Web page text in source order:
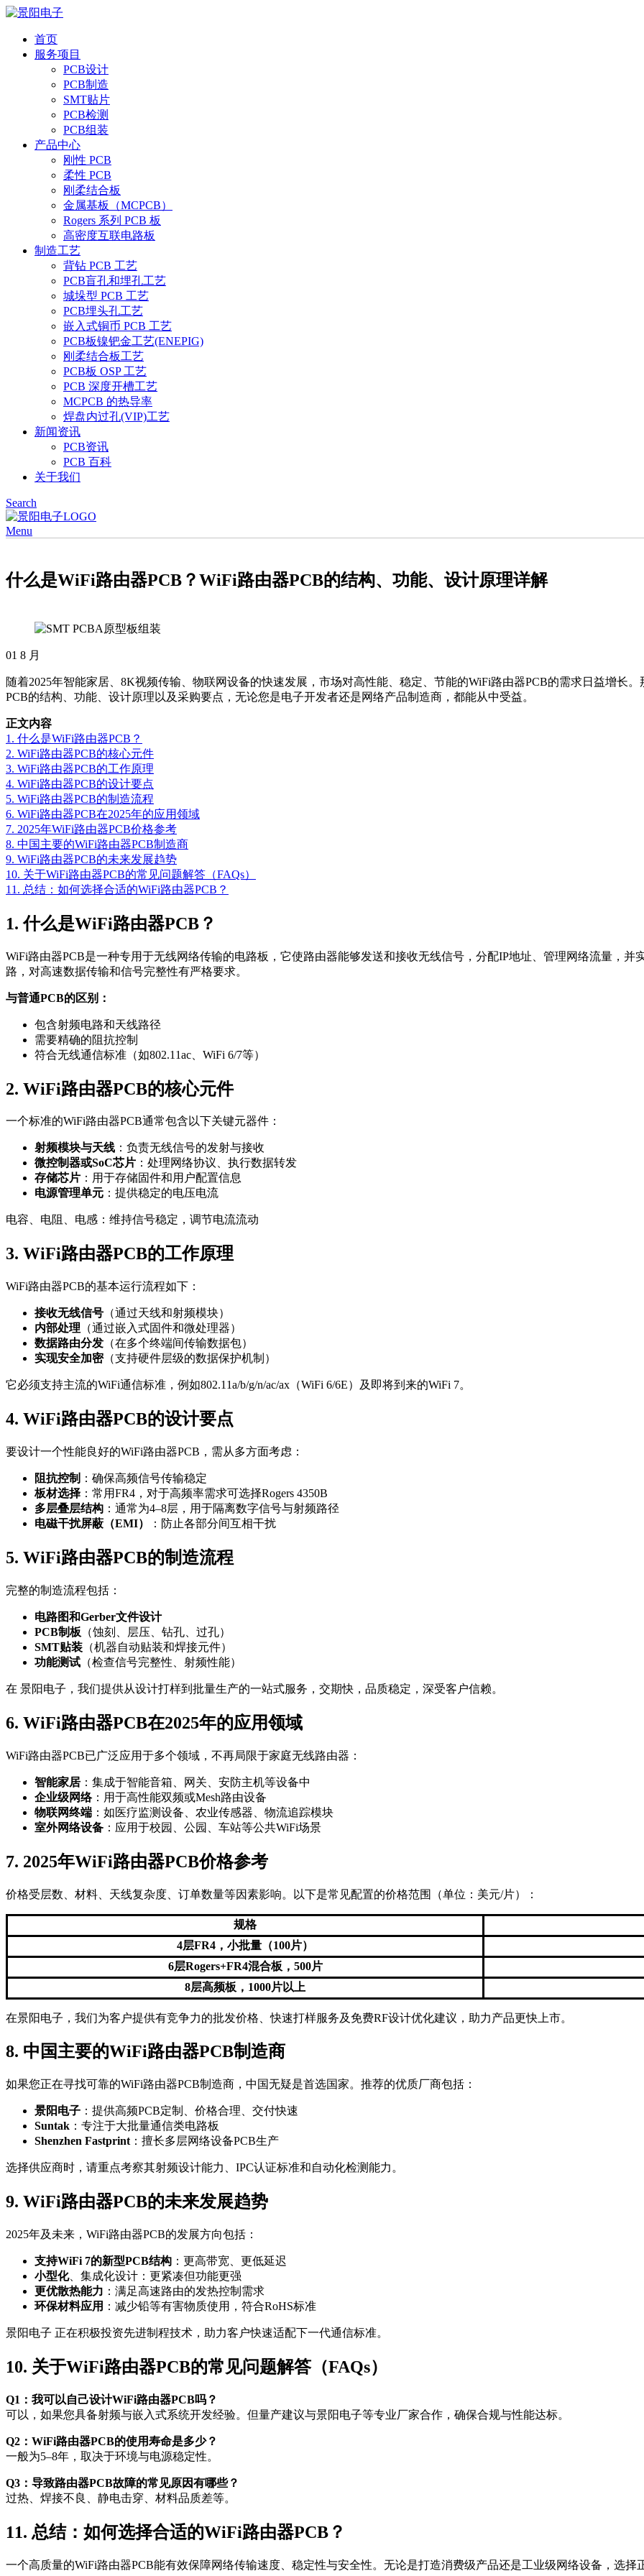
首页
服务项目
PCB设计
PCB制造
SMT贴片
PCB检测
PCB组装
产品中心
刚性 PCB
柔性 PCB
刚柔结合板
金属基板（MCPCB）
Rogers 系列 PCB 板
高密度互联电路板
制造工艺
背钻 PCB 工艺
PCB盲孔和埋孔工艺
城垛型 PCB 工艺
PCB埋头孔工艺
嵌入式铜币 PCB 工艺
PCB板镍钯金工艺(ENEPIG)
刚柔结合板工艺
PCB板 OSP 工艺
PCB 深度开槽工艺
MCPCB 的热导率
焊盘内过孔(VIP)工艺
新闻资讯
PCB资讯
PCB 百科
关于我们
Search
Menu
什么是WiFi路由器PCB？WiFi路由器PCB的结构、功能、设计原理详解
01 8 月
随着2025年智能家居、8K视频传输、物联网设备的快速发展，市场对高性能、稳定、节能的WiFi路由器PCB的需求日益增长
PCB的结构、功能、设计原理以及采购要点，无论您是电子开发者还是网络产品制造商，都能从中受益。
正文内容
1. 什么是WiFi路由器PCB？
2. WiFi路由器PCB的核心元件
3. WiFi路由器PCB的工作原理
4. WiFi路由器PCB的设计要点
5. WiFi路由器PCB的制造流程
6. WiFi路由器PCB在2025年的应用领域
7. 2025年WiFi路由器PCB价格参考
8. 中国主要的WiFi路由器PCB制造商
9. WiFi路由器PCB的未来发展趋势
10. 关于WiFi路由器PCB的常见问题解答（FAQs）
11. 总结：如何选择合适的WiFi路由器PCB？
1. 什么是WiFi路由器PCB？
WiFi路由器PCB是一种专用于无线网络传输的电路板，它使路由器能够发送和接收无线信号，分配IP地址、管理网络流量，
路，对高速数据传输和信号完整性有严格要求。
与普通PCB的区别：
包含射频电路和天线路径
需要精确的阻抗控制
符合无线通信标准（如802.11ac、WiFi 6/7等）
2. WiFi路由器PCB的核心元件
一个标准的WiFi路由器PCB通常包含以下关键元器件：
射频模块与天线 ：负责无线信号的发射与接收
微控制器或SoC芯片 ：处理网络协议、执行数据转发
存储芯片 ：用于存储固件和用户配置信息
电源管理单元 ：提供稳定的电压电流
电容、电阻、电感：维持信号稳定，调节电流流动
3. WiFi路由器PCB的工作原理
WiFi路由器PCB的基本运行流程如下：
接收无线信号 （通过天线和射频模块）
内部处理 （通过嵌入式固件和微处理器）
数据路由分发 （在多个终端间传输数据包）
实现安全加密（支持硬件层级的数据保护机制）
它必须支持主流的WiFi通信标准，例如802.11a/b/g/n/ac/ax（WiFi 6/6E）及即将到来的WiFi 7。
4. WiFi路由器PCB的设计要点
要设计一个性能良好的WiFi路由器PCB，需从多方面考虑：
阻抗控制 ：确保高频信号传输稳定
板材选择 ：常用FR4，对于高频率需求可选择Rogers 4350B
多层叠层结构 ：通常为4–8层，用于隔离数字信号与射频路径
电磁干扰屏蔽（EMI）
：防止各部分间互相干扰
5. WiFi路由器PCB的制造流程
完整的制造流程包括：
电路图和Gerber文件设计
PCB制板 （蚀刻、层压、钻孔、过孔）
SMT贴装 （机器自动贴装和焊接元件）
功能测试 （检查信号完整性、射频性能）
在 景阳电子，我们提供从设计打样到批量生产的一站式服务，交期快，品质稳定，深受客户信赖。
6. WiFi路由器PCB在2025年的应用领域
WiFi路由器PCB已广泛应用于多个领域，不再局限于家庭无线路由器：
智能家居 ：集成于智能音箱、网关、安防主机等设备中
企业级网络：用于高性能双频或Mesh路由设备
物联网终端 ：如医疗监测设备、农业传感器、物流追踪模块
室外网络设备 ：应用于校园、公园、车站等公共WiFi场景
7. 2025年WiFi路由器PCB价格参考
价格受层数、材料、天线复杂度、订单数量等因素影响。以下是常见配置的价格范围（单位：美元/片）：
规格
4层FR4，小批量（100片）
6层Rogers+FR4混合板，500片
8层高频板，1000片以上
在景阳电子，我们为客户提供有竞争力的批发价格、快速打样服务及免费RF设计优化建议，助力产品更快上市。
8. 中国主要的WiFi路由器PCB制造商
如果您正在寻找可靠的WiFi路由器PCB制造商，中国无疑是首选国家。推荐的优质厂商包括：
景阳电子 ：提供高频PCB定制、价格合理、交付快速
Suntak ：专注于大批量通信类电路板
Shenzhen Fastprint ：擅长多层网络设备PCB生产
选择供应商时，请重点考察其射频设计能力、IPC认证标准和自动化检测能力。
9. WiFi路由器PCB的未来发展趋势
2025年及未来，WiFi路由器PCB的发展方向包括：
支持WiFi 7的新型PCB结构 ：更高带宽、更低延迟
小型化、集成化设计：更紧凑但功能更强
更优散热能力 ：满足高速路由的发热控制需求
环保材料应用 ：减少铅等有害物质使用，符合RoHS标准
景阳电子 正在积极投资先进制程技术，助力客户快速适配下一代通信标准。
10. 关于WiFi路由器PCB的常见问题解答（FAQs）
Q1：我可以自己设计WiFi路由器PCB吗？
可以，如果您具备射频与嵌入式系统开发经验。但量产建议与景阳电子等专业厂家合作，确保合规与性能达标。
Q2：WiFi路由器PCB的使用寿命是多少？
一般为5–8年，取决于环境与电源稳定性。
Q3：导致路由器PCB故障的常见原因有哪些？
过热、焊接不良、静电击穿、材料品质差等。
11. 总结：如何选择合适的WiFi路由器PCB？
一个高质量的WiFi路由器PCB能有效保障网络传输速度、稳定性与安全性。无论是打造消费级产品还是工业级网络设备，选择